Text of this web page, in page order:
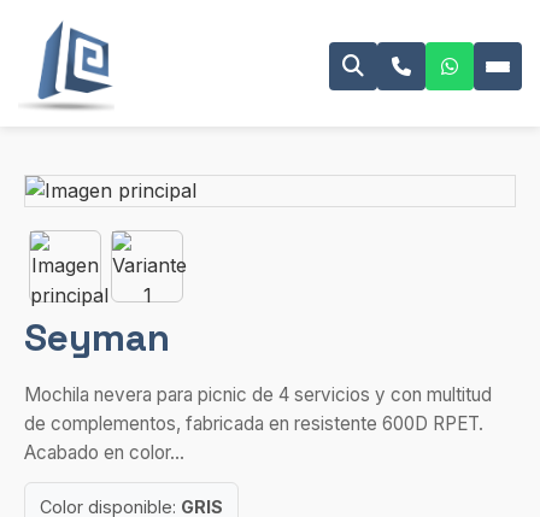
Seyman
Mochila nevera para picnic de 4 servicios y con multitud
de complementos, fabricada en resistente 600D RPET.
Acabado en color...
Color disponible: GRIS